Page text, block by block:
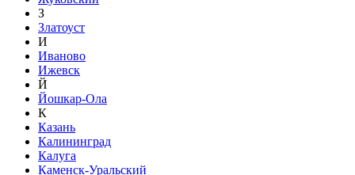
З
Златоуст
И
Иваново
Ижевск
Й
Йошкар-Ола
К
Казань
Калининград
Калуга
Каменск-Уральский